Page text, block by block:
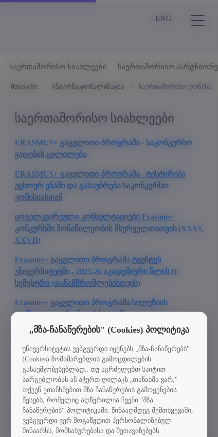
ENG
საერთაშორისო სიახლეები საერთაშორისო
მთავარი ინტერნაციონალიზაცია საერთაშორისო
საერთაშორისო სიახლეები
ERASMUS+ გაცვლითი პროგრამა - საკონკურსო
ვადების ცვლილება
ERASMUS+ გაცვლითი პროგრამა - ტესტირება
უცხოურ ენაში და გასაუბრება საკონკურსო
კომისიასთან
ყოველკვირეული კონსულტაციები Erasmus+
კონკურსში მონაწილეობის მსურველთათვის (XXVI,
XXVII)
Erasmus+ გაცვლითი პროგრამა ტვენტეს
უნივერსიტეტში - 2025-26 აკადემიური წლის II
სემესტრი (თანამშრომლებისთვის)
Erasmus+ გაცვლითი პროგრამა სილეზიის
ტექნოლოგიურ უნივერსიტეტში - 2025-26
აკადემიური წლის II სემესტრი (საერთაშორისო
კვირეული თანამშრომლებისთვის)
Erasmus+ გაცვლითი პროგრამა ვროცლავის
მეცნიერებისა და ტექნოლოგიების უნივერსიტეტში -
2026-27 აკადემიური წლის I სემესტრი
(სტუდენტებისთვის)
Erasmus+ გაცვლითი პროგრამა გაბრიელ
დ'ანუნციოს კიეტი-პესკარის უნივერსიტეტში - 2026-
27 აკადემიური წლის I სემესტრი (სტუდენტებისთვის)
„მზა-ჩანაწერების" (Cookies) პოლიტიკა
უნივერსიტეტის ვებგვერდი იყენებს „მზა-ჩანაწერებს"
(Cookies) მომხმარებლის გამოცდილების
გასაუმჯობესებლად.. თუ აგრძელებთ საიტით
სარგებლობას ან აჭერთ ღილაკს „თანახმა ვარ,"
თქვენ ეთანხმებით მზა ჩანაწერების გამოყენების
წესებს, რომელიც აღწერილია ჩვენი "მზა
ჩანაწერების" პოლიტიკაში. წინააღმდეგ შემთხვევაში,
ვებგვერდი ვერ მოგაწვდით პერსონალიზებულ
შინაარსს, მომსახურებასა და შეთავაზებებს.